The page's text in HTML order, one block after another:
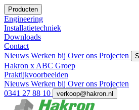
Producten
Engineering
Installatietechniek
Downloads
Contact
Nieuws Werken bij Over ons Projecten
Hakron x ABC Groep
Praktijkvoorbeelden
Nieuws Werken bij Over ons Projecten
0341 27 88 10
verkoop@hakron.nl